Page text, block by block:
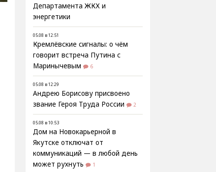
Департамента ЖКХ и
энергетики
05.08 в 12:51
Кремлёвские сигналы: о чём
говорит встреча Путина с
Маринычевым
6
05.08 в 12:29
Андрею Борисову присвоено
звание Героя Труда России
2
05.08 в 10:53
Дом на Новокарьерной в
Якутске отключат от
коммуникаций — в любой день
может рухнуть
1